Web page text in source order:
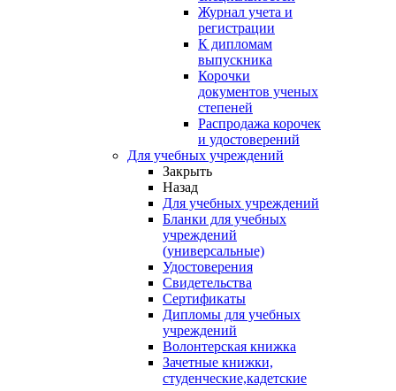
Журнал учета и
регистрации
К дипломам
выпускника
Корочки
документов ученых
степеней
Распродажа корочек
и удостоверений
Для учебных учреждений
Закрыть
Назад
Для учебных учреждений
Бланки для учебных
учреждений
(универсальные)
Удостоверения
Свидетельства
Сертификаты
Дипломы для учебных
учреждений
Волонтерская книжка
Зачетные книжки,
студенческие,кадетские